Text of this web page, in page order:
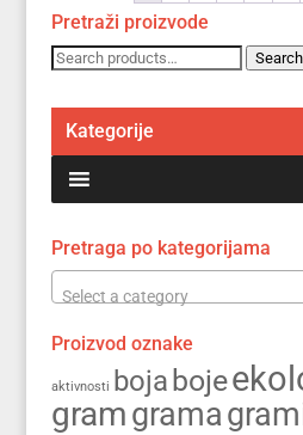
Pretraži proizvode
Search
Search
Kategorije
Pretraga po kategorijama
Select a category
Proizvod oznake
aktivnosti boja boje
gramgrama